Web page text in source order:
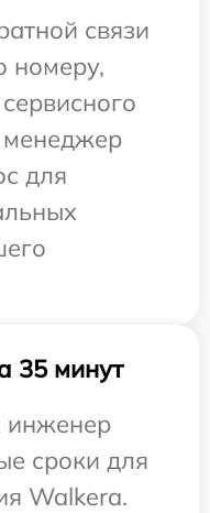
связи
номеру,
для
35 минут
инженер
сроки для
Walkera.